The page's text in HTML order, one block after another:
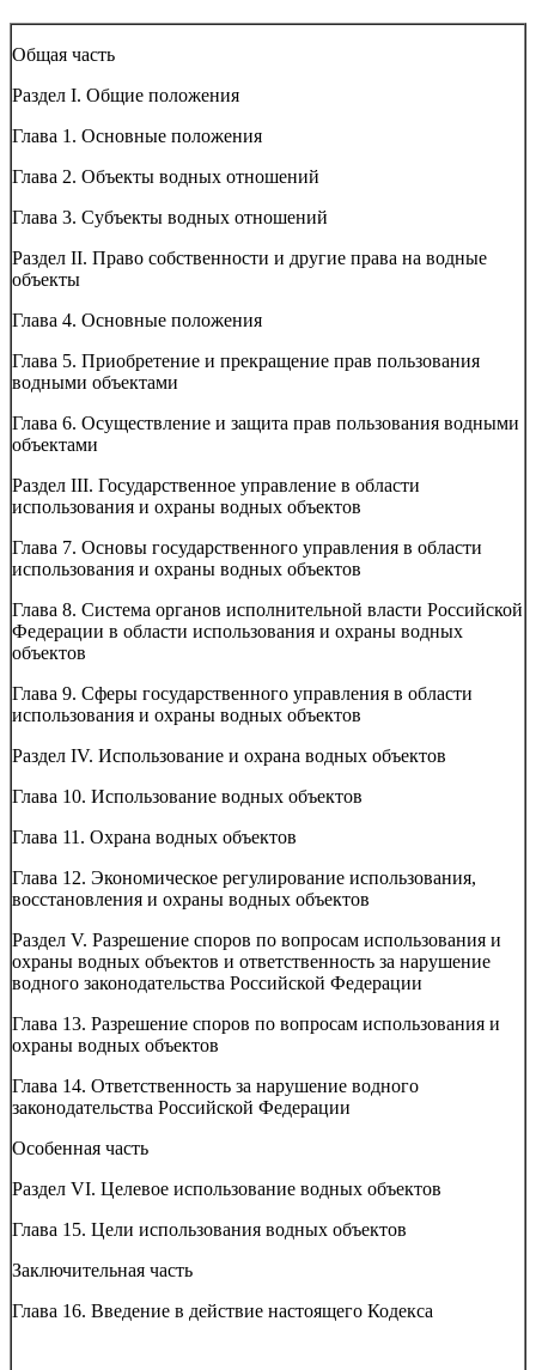
Общая часть
Раздел I. Общие положения
Глава 1. Основные положения
Глава 2. Объекты водных отношений
Глава 3. Субъекты водных отношений
Раздел II. Право собственности и другие права на водные
объекты
Глава 4. Основные положения
Глава 5. Приобретение и прекращение прав пользования
водными объектами
Глава 6. Осуществление и защита прав пользования водными
объектами
Раздел III. Государственное управление в области
использования и охраны водных объектов
Глава 7. Основы государственного управления в области
использования и охраны водных объектов
Глава 8. Система органов исполнительной власти Российской
Федерации в области использования и охраны водных
объектов
Глава 9. Сферы государственного управления в области
использования и охраны водных объектов
Раздел IV. Использование и охрана водных объектов
Глава 10. Использование водных объектов
Глава 11. Охрана водных объектов
Глава 12. Экономическое регулирование использования,
восстановления и охраны водных объектов
Раздел V. Разрешение споров по вопросам использования и
охраны водных объектов и ответственность за нарушение
водного законодательства Российской Федерации
Глава 13. Разрешение споров по вопросам использования и
охраны водных объектов
Глава 14. Ответственность за нарушение водного
законодательства Российской Федерации
Особенная часть
Раздел VI. Целевое использование водных объектов
Глава 15. Цели использования водных объектов
Заключительная часть
Глава 16. Введение в действие настоящего Кодекса